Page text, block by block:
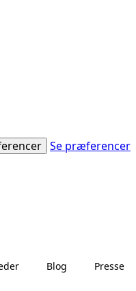
Se præferencer
Blog Presse